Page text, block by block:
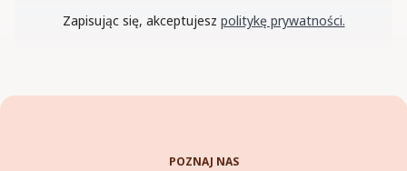
Zapisując się, akceptujesz politykę prywatności.
POZNAJ NAS